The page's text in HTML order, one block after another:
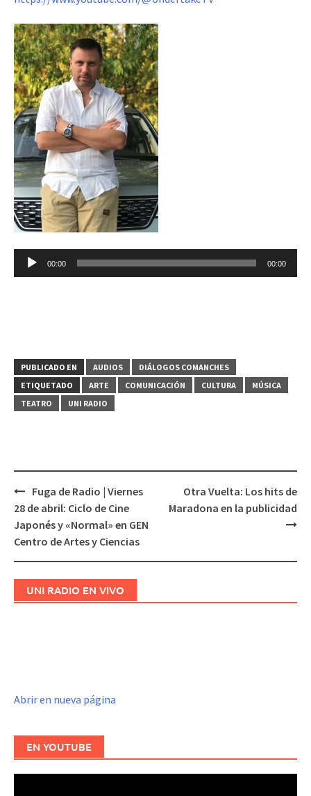
Reproductor
de
00:00 00:00
PUBLICADO EN AUDIOS
DIÁLOGOS COMANCHES
ETIQUETADO
ARTE COMUNICACIÓN CULTURA
MÚSICA
TEATRO
UNI RADIO
Navegación
de
entradas
Fuga de Radio | Viernes
28 de abril: Ciclo de Cine
Japonés y «Normal» en GEN
Centro de Artes y Ciencias
Otra Vuelta: Los hits de
Maradona en la publicidad
UNI RADIO EN VIVO
Abrir en nueva página
EN YOUTUBE